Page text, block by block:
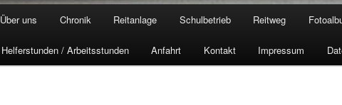
Über uns Chronik Reitanlage Schulbetrieb Reitweg
Helferstunden / Arbeitsstunden Anfahrt Kontakt Impressum